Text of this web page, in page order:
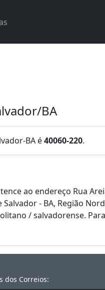
BA
BA é40060-220.
ao endereço Rua
- BA, Região
/ salvadorense.
dos Correios: